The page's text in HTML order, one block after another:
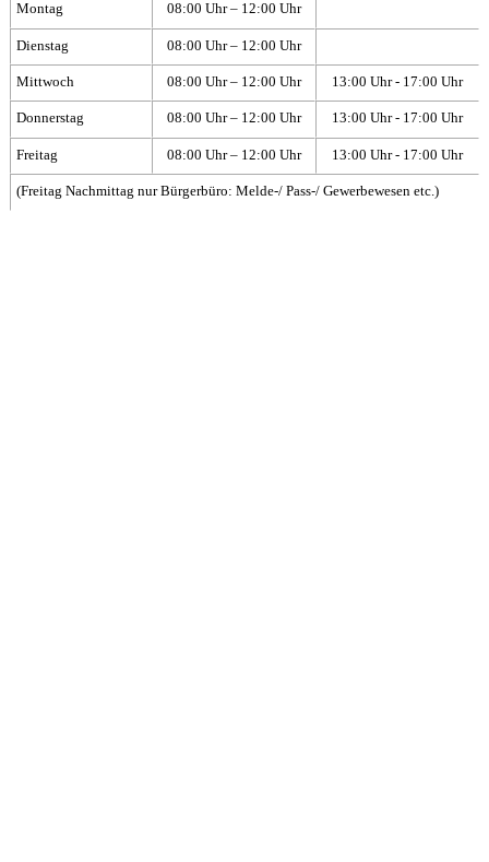
Montag 08:00 Uhr – 12:00 Uhr
Dienstag 08:00 Uhr – 12:00 Uhr
Mittwoch 08:00 Uhr – 12:00 Uhr 13:00 Uhr - 17:00 Uhr
Donnerstag 08:00 Uhr – 12:00 Uhr 13:00 Uhr - 17:00 Uhr
Freitag 08:00 Uhr – 12:00 Uhr 13:00 Uhr - 17:00 Uhr
(Freitag Nachmittag nur Bürgerbüro: Melde-/ Pass-/ Gewerbewesen etc.)